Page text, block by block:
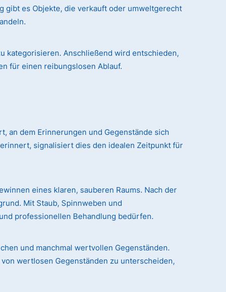
gibt es Objekte, die verkauft oder umweltgerecht
kategorisieren. Anschließend wird entschieden,
für einen reibungslosen Ablauf.
an dem Erinnerungen und Gegenstände sich
signalisiert dies den idealen Zeitpunkt für
eines klaren, sauberen Raums. Nach der
Mit Staub, Spinnweben und
professionellen Behandlung bedürfen.
und manchmal wertvollen Gegenständen.
wertlosen Gegenständen zu unterscheiden,